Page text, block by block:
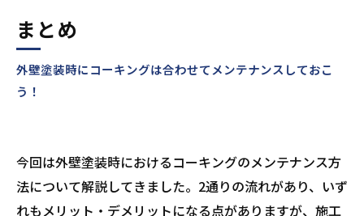
外壁塗装時にコーキングは合わせてメンテナンスしておこ
う！
まとめ
今回は外壁塗装時におけるコーキングのメンテナンス方
法について解説してきました。2通りの流れがあり、いず
れもメリット・デメリットになる点がありますが、施工